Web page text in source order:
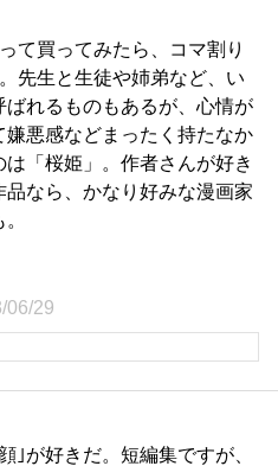
て買ってみたら、コマ割り
先生と生徒や姉弟など、い
ばれるものもあるが、心情が
嫌悪感などまったく持たなか
は「桜姫」。作者さんが好き
品なら、かなり好みな漫画家
06/29
｣が好きだ。短編集ですが、